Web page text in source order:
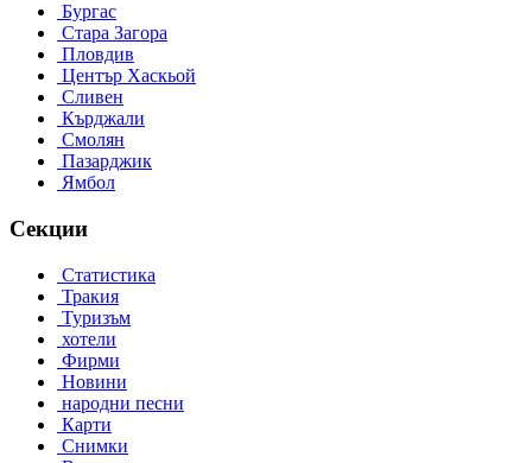
Бургас
Стара Загора
Пловдив
Център Хаскьой
Сливен
Кърджали
Смолян
Пазарджик
Ямбол
Секции
Статистика
Тракия
Туризъм
хотели
Фирми
Новини
народни песни
Карти
Снимки